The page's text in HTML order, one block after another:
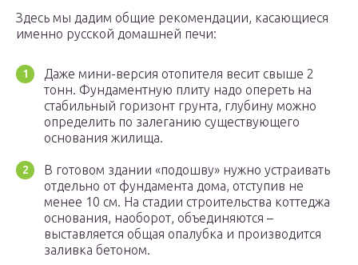
Здесь мы дадим общие рекомендации, касающиеся
именно русской домашней печи:
Даже мини-версия отопителя весит свыше 2
тонн. Фундаментную плиту надо опереть на
стабильный горизонт грунта, глубину можно
определить по залеганию существующего
основания жилища.
В готовом здании «подошву» нужно устраивать
отдельно от фундамента дома, отступив не
менее 10 см. На стадии строительства коттеджа
основания, наоборот, объединяются –
выставляется общая опалубка и производится
заливка бетоном.